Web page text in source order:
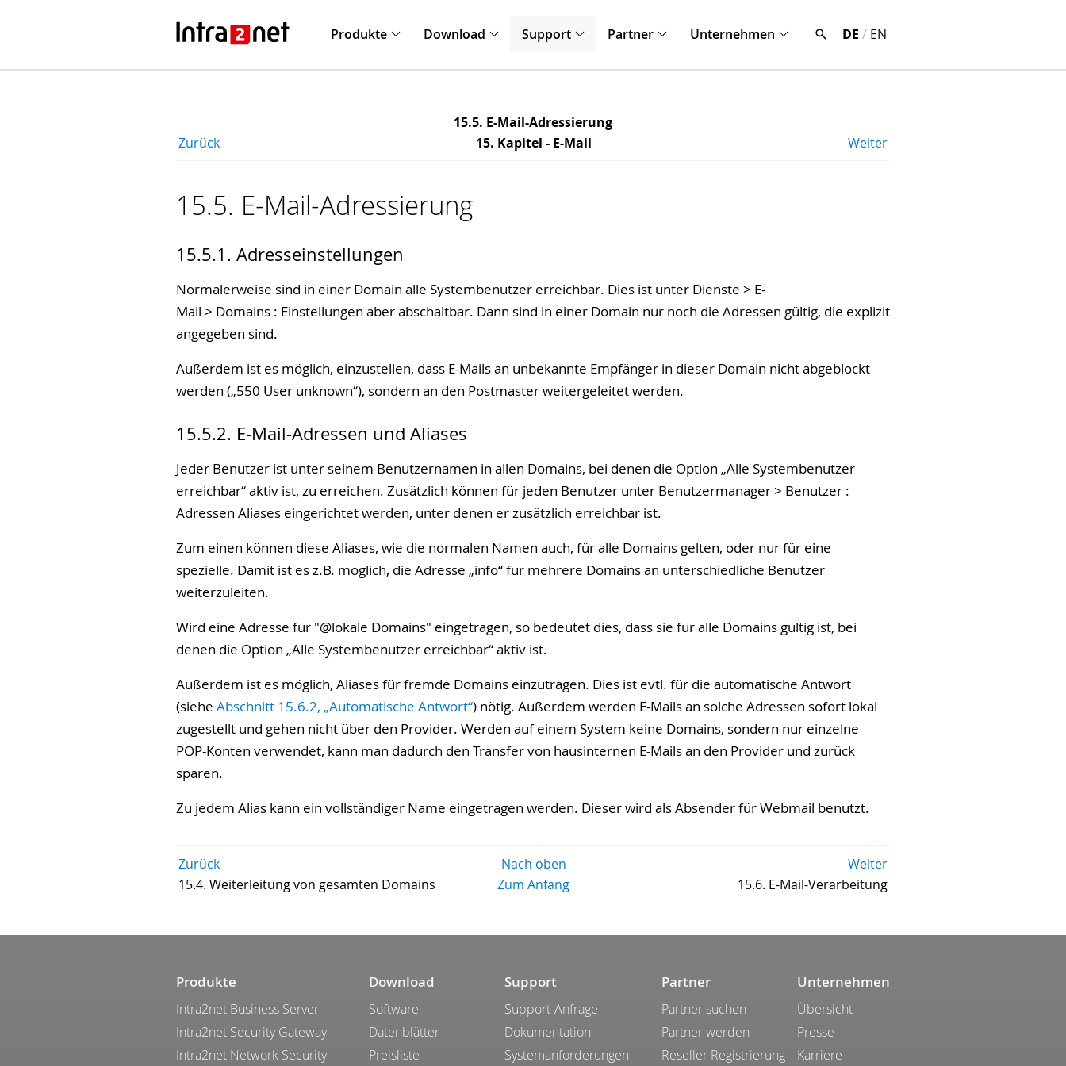
Produkte Download Support Partner Unternehmen DE / EN
15.5. E-Mail-Adressierung
Zurück
15. Kapitel - E-Mail Weiter
15.5. E-Mail-Adressierung
15.5.1. Adresseinstellungen
Normalerweise sind in einer Domain alle Systembenutzer erreichbar. Dies ist unter Dienste > E-
Mail > Domains : Einstellungen aber abschaltbar. Dann sind in einer Domain nur noch die Adressen gültig, die explizit
angegeben sind.
Außerdem ist es möglich, einzustellen, dass E-Mails an unbekannte Empfänger in dieser Domain nicht abgeblockt
werden („550 User unknown“), sondern an den Postmaster weitergeleitet werden.
15.5.2. E-Mail-Adressen und Aliases
Jeder Benutzer ist unter seinem Benutzernamen in allen Domains, bei denen die Option „Alle Systembenutzer
erreichbar“ aktiv ist, zu erreichen. Zusätzlich können für jeden Benutzer unter Benutzermanager > Benutzer :
Adressen Aliases eingerichtet werden, unter denen er zusätzlich erreichbar ist.
Zum einen können diese Aliases, wie die normalen Namen auch, für alle Domains gelten, oder nur für eine
spezielle. Damit ist es z.B. möglich, die Adresse „info“ für mehrere Domains an unterschiedliche Benutzer
weiterzuleiten.
Wird eine Adresse für "@lokale Domains" eingetragen, so bedeutet dies, dass sie für alle Domains gültig ist, bei
denen die Option „Alle Systembenutzer erreichbar“ aktiv ist.
Außerdem ist es möglich, Aliases für fremde Domains einzutragen. Dies ist evtl. für die automatische Antwort
(siehe Abschnitt 15.6.2, „Automatische Antwort“) nötig. Außerdem werden E-Mails an solche Adressen sofort lokal
zugestellt und gehen nicht über den Provider. Werden auf einem System keine Domains, sondern nur einzelne
POP-Konten verwendet, kann man dadurch den Transfer von hausinternen E-Mails an den Provider und zurück
sparen.
Zu jedem Alias kann ein vollständiger Name eingetragen werden. Dieser wird als Absender für Webmail benutzt.
Zurück Nach oben
Weiter
15.4. Weiterleitung von gesamten Domains
Zum Anfang 15.6. E-Mail-Verarbeitung
Produkte
Intra2net Business Server
Intra2net Security Gateway
Intra2net Network Security
Download
Software
Datenblätter
Preisliste
Support
Support-Anfrage
Dokumentation
Systemanforderungen
Partner
Partner suchen
Partner werden
Reseller Registrierung
Unternehmen
Übersicht
Presse
Karriere